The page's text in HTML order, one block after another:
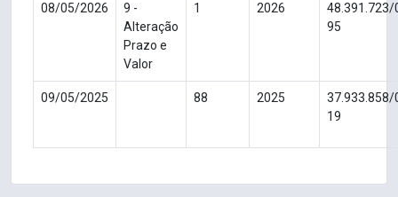
08/05/2026
9 -
Alteração
Prazo e
Valor
1 2026
48.391.723/
95
09/05/2025 88 2025
37.933.858/
19